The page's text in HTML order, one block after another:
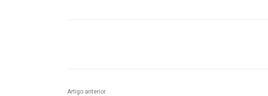
Artigo anterior